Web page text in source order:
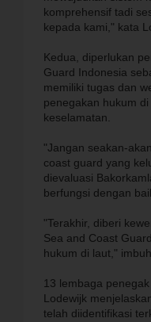
komprehensif tadi
kepada kami," kata
Kedua, diperlukan
Guard Indonesia
memiliki tugas dan
penegakan hukum
keselamatan.
"Jangan seakan-
coast guard yang
dievaluasi
berfungsi dengan
"Terakhir, diberi
Sea and Coast
hukum di laut," imbuh
13 lembaga
Lodewijk
telah diidentifikasi